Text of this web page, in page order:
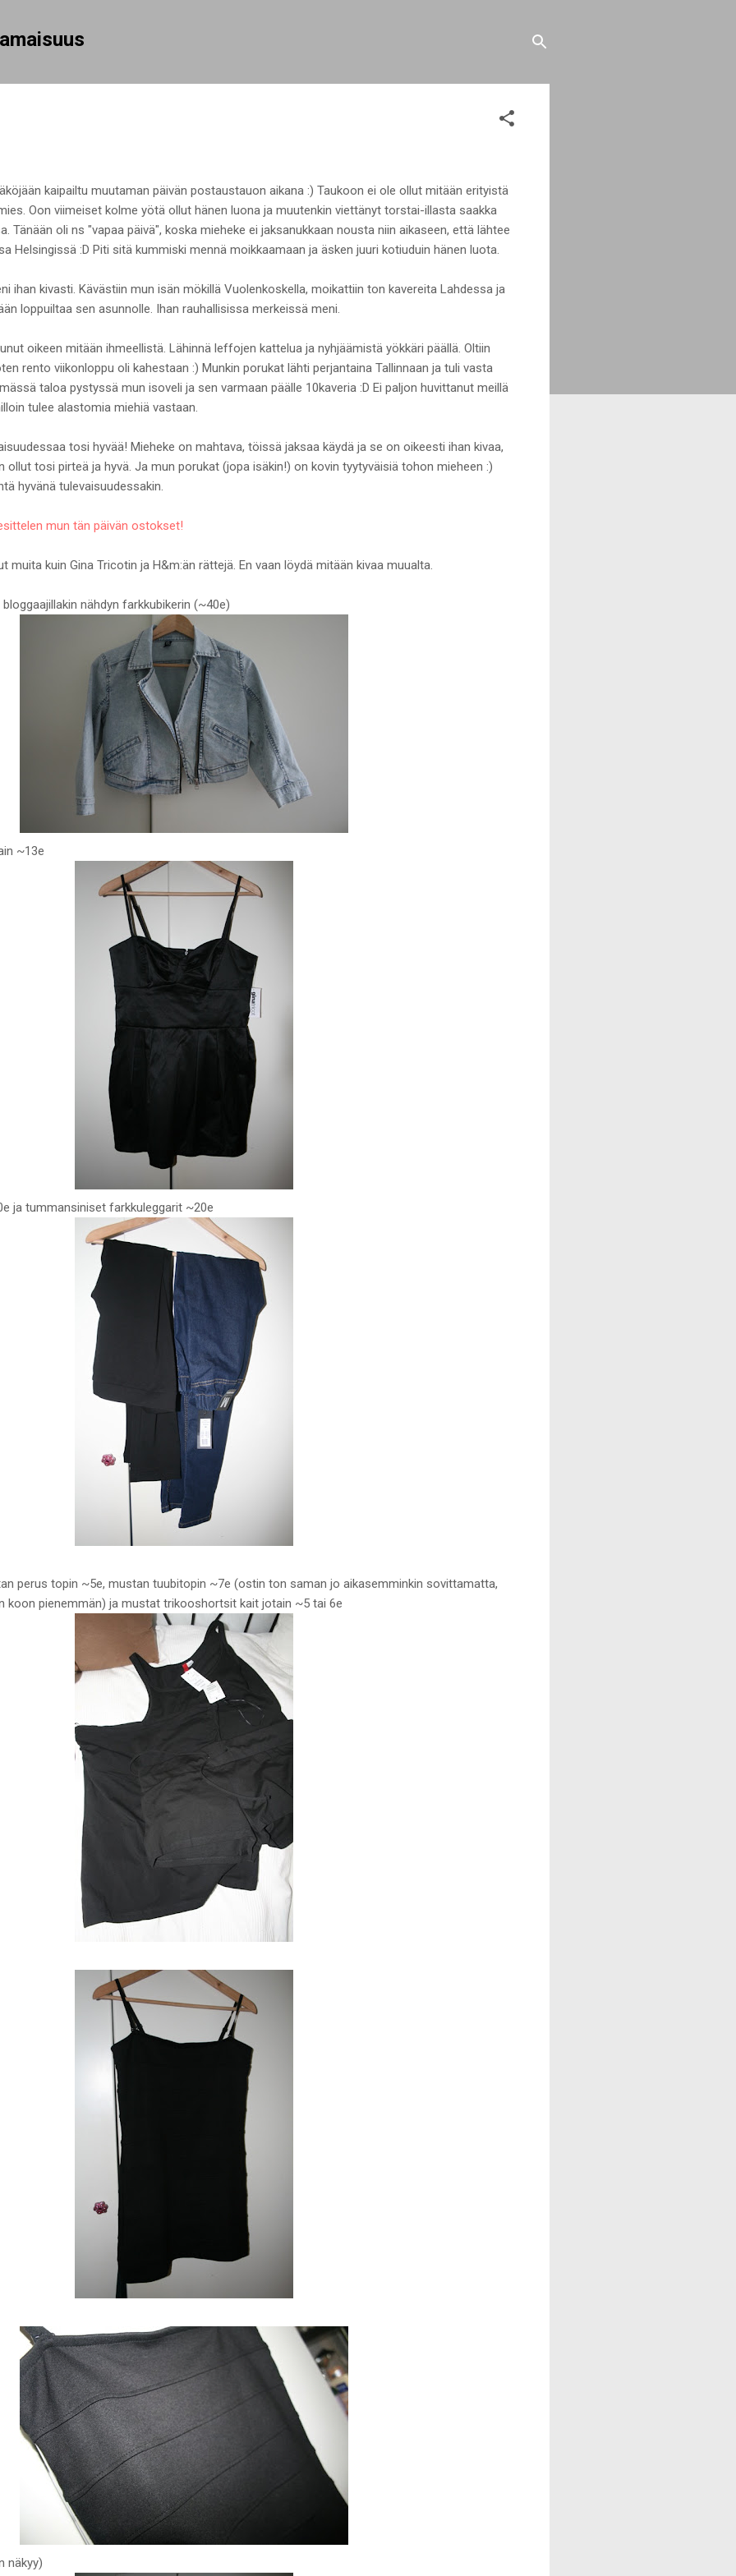
kaipailtu muutaman päivän postaustauon aikana :) Taukoon ei ole ollut mitään erityistä
Oon viimeiset kolme yötä ollut hänen luona ja muutenkin viettänyt torstai-illasta saakka
Tänään oli ns "vapaa päivä", koska mieheke ei jaksanukkaan nousta niin aikaseen, että lähtee
Helsingissä :D Piti sitä kummiski mennä moikkaamaan ja äsken juuri kotiuduin hänen luota.
ihan kivasti. Kävästiin mun isän mökillä Vuolenkoskella, moikattiin ton kavereita Lahdessa ja
loppuiltaa sen asunnolle. Ihan rauhallisissa merkeissä meni.
oikeen mitään ihmeellistä. Lähinnä leffojen kattelua ja nyhjäämistä yökkäri päällä. Oltiin
rento viikonloppu oli kahestaan :) Munkin porukat lähti perjantaina Tallinnaan ja tuli vasta
taloa pystyssä mun isoveli ja sen varmaan päälle 10kaveria :D Ei paljon huvittanut meillä
tulee alastomia miehiä vastaan.
tosi hyvää! Mieheke on mahtava, töissä jaksaa käydä ja se on oikeesti ihan kivaa,
ollut tosi pirteä ja hyvä. Ja mun porukat (jopa isäkin!) on kovin tyytyväisiä tohon mieheen :)
hyvänä tulevaisuudessakin.
mun tän päivän ostokset!
muita kuin Gina Tricotin ja H&m:än rättejä. En vaan löydä mitään kivaa muualta.
nähdyn farkkubikerin (~40e)
~13e
ja tummansiniset farkkuleggarit ~20e
perus topin ~5e, mustan tuubitopin ~7e (ostin ton saman jo aikasemminkin sovittamatta,
koon pienemmän) ja mustat trikooshortsit kait jotain ~5 tai 6e
näkyy)